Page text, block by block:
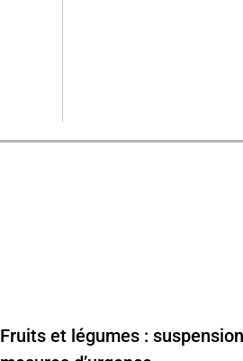
Fruits et légumes :